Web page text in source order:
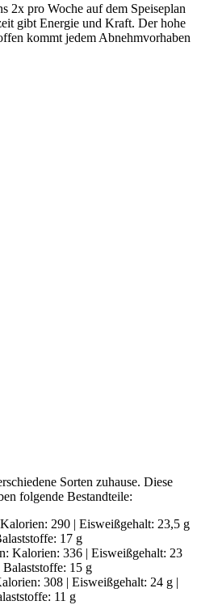
2x pro Woche auf dem Speiseplan
gibt Energie und Kraft. Der hohe
kommt jedem Abnehmvorhaben
Sorten zuhause. Diese
folgende Bestandteile:
290 | Eisweißgehalt: 23,5 g
17 g
Kalorien: 336 | Eisweißgehalt: 23
15 g
308 | Eisweißgehalt: 24 g |
11 g